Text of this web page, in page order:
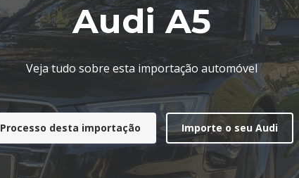
Audi A5
Veja tudo sobre esta importação automóvel
Processo desta importação Importe o seu Audi